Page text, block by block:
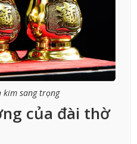
kim sang trọng
của đài thờ